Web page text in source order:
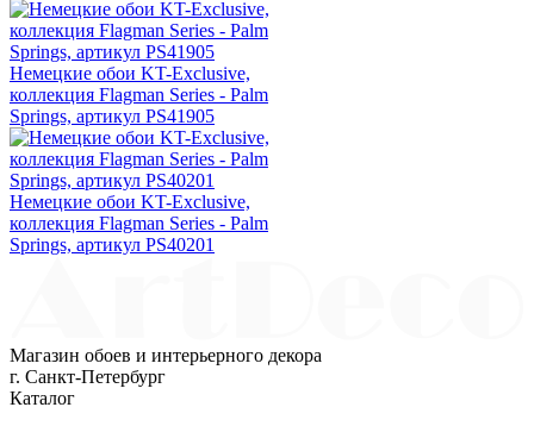
Немецкие обои KT-Exclusive,
коллекция Flagman Series - Palm
Springs, артикул PS41905
Немецкие обои KT-Exclusive,
коллекция Flagman Series - Palm
Springs, артикул PS40201
Магазин обоев и интерьерного декора
г. Санкт-Петербург
Каталог